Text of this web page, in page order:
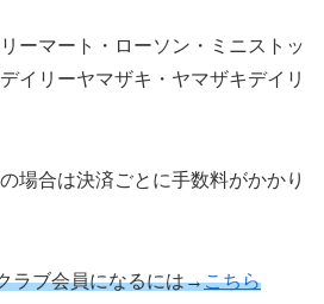
ーマート・ローソン・ミニストッ
イリーヤマザキ・ヤマザキデイリ
場合は決済ごとに手数料がかかり
ラブ会員になるには→こちら